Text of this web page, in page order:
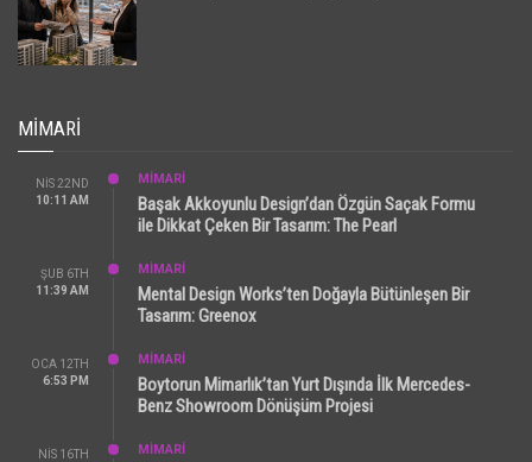
MIMARI
NIS 22ND
10:11 AM
MİMARİ
Başak Akkoyunlu Design’dan Özgün Saçak Formu
ile Dikkat Çeken Bir Tasarım: The Pearl
ŞUB 6TH
11:39 AM
MİMARİ
Mental Design Works’ten Doğayla Bütünleşen Bir
Tasarım: Greenox
OCA 12TH
6:53 PM
MİMARİ
Boytorun Mimarlık’tan Yurt Dışında İlk Mercedes-
Benz Showroom Dönüşüm Projesi
NIS 16TH
MİMARİ